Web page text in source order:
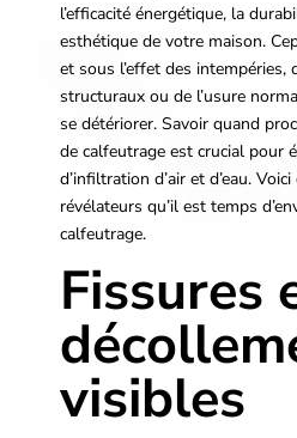
l’efficacité énergétique, la
esthétique de votre maison.
et sous l’effet des intempéries,
structuraux ou de l’usure
se détériorer. Savoir quand
de calfeutrage est crucial pour
d’infiltration d’air et d’eau.
révélateurs qu’il est temps
calfeutrage.
Fissures
visibles